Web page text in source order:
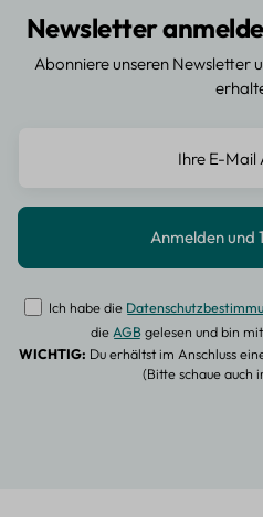
Newsletter
Abonniere unseren Newsletter
Ich habe die
dieAGBgelesen und bin
WICHTIG: Du erhältst im Anschluss
(Bitte schaue auch